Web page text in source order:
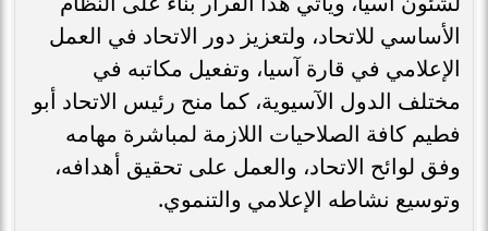
الأساسي للاتحاد، ولتعزيز دور الاتحاد في العمل
الإعلامي في قارة آسيا، وتفعيل مكاتبه في
مختلف الدول الآسيوية، كما منح رئيس الاتحاد أبو
فطيم كافة الصلاحيات اللازمة لمباشرة مهامه
وفق لوائح الاتحاد، والعمل على تحقيق أهدافه،
وتوسيع نشاطه الإعلامي والتنموي.